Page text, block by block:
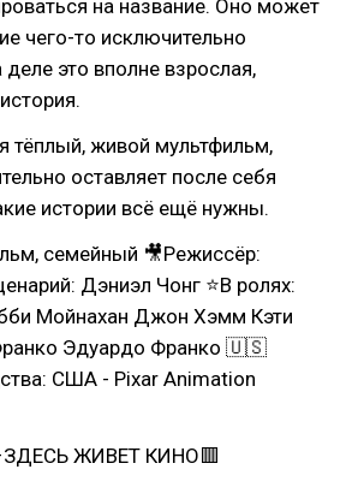
на название. Оно может
чего-то исключительно
деле это вполне взрослая,
тёплый, живой мультфильм,
оставляет после себя
истории всё ещё нужны.
семейный 🎥Режиссёр:
Дэниэл Чонг ⭐В ролях:
Мойнахан Джон Хэмм Кэти
Эдуардо Франко 🇺🇸
США - Pixar Animation
ЖИВЕТ КИНО🟥